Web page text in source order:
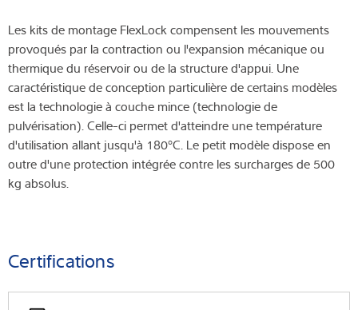
Les kits de montage FlexLock compensent les mouvements
provoqués par la contraction ou l'expansion mécanique ou
thermique du réservoir ou de la structure d'appui. Une
caractéristique de conception particulière de certains modèles
est la technologie à couche mince (technologie de
pulvérisation). Celle-ci permet d'atteindre une température
d'utilisation allant jusqu'à 180°C. Le petit modèle dispose en
outre d'une protection intégrée contre les surcharges de 500
kg absolus.
Certifications